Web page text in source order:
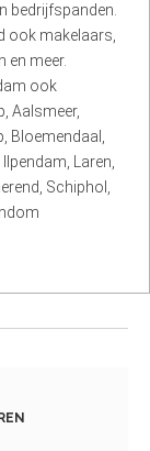
bedrijfspanden.
ook makelaars,
en meer.
ook
Aalsmeer,
Bloemendaal,
Laren,
Schiphol,